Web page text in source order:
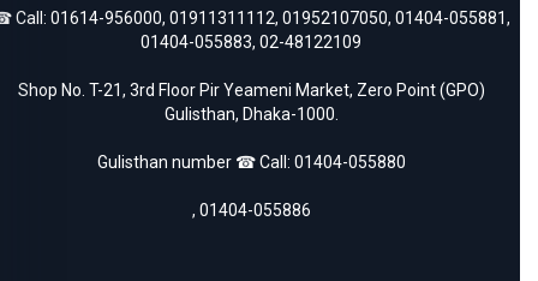
Call: 01614-956000, 01911311112, 01952107050, 01404-055881,
01404-055883, 02-48122109
Shop No. T-21, 3rd Floor Pir Yeameni Market, Zero Point (GPO)
Gulisthan, Dhaka-1000.
Gulisthan number ☎ Call: 01404-055880
, 01404-055886